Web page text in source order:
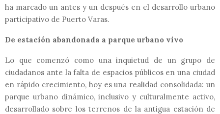
ha marcado un antes y un después en el desarrollo urbano
participativo de Puerto Varas.
De estación abandonada a parque urbano vivo
Lo que comenzó como una inquietud de un grupo de
ciudadanos ante la falta de espacios públicos en una ciudad
en rápido crecimiento, hoy es una realidad consolidada: un
parque urbano dinámico, inclusivo y culturalmente activo,
desarrollado sobre los terrenos de la antigua estación de